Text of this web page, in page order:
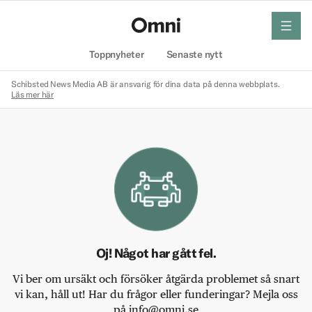
Toppnyheter Senaste nytt
meny
Schibsted News Media AB är ansvarig för dina data på denna webbplats.
Läs mer här
Oj! Något har gått fel.
Vi ber om ursäkt och försöker åtgärda problemet så snart
vi kan, håll ut! Har du frågor eller funderingar? Mejla oss